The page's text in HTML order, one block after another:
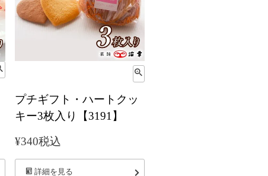
プチギフト・ハートクッ
キー3枚入り【3191】
¥340税込
詳細を見る